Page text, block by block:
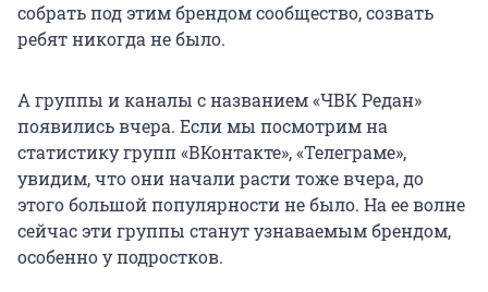
собрать под этим брендом сообщество, созвать
ребят никогда не было.
А группы и каналы с названием «ЧВК Редан»
появились вчера. Если мы посмотрим на
статистику групп «ВКонтакте», «Телеграме»,
увидим, что они начали расти тоже вчера, до
этого большой популярности не было. На ее волне
сейчас эти группы станут узнаваемым брендом,
особенно у подростков.